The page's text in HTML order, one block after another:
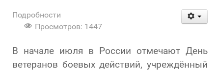
Подробности
Просмотров: 1447
В начале июля в России отмечают День
ветеранов боевых действий, учреждённый